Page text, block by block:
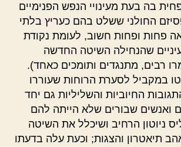
בה בעת מעינויי הנפש הפנימיים
החולני ששלט בהם כעריץ בלתי
פחות ופחות חשוב, לעומת נקודת
שהנחילה השיטה החדשה
רבים, מתנגדים ותומכים כאחד).
במקביל לסערת הרוחות שעוררו
החיוביות והשליליות גם יחד
ואנשים שבורים שלא הייתה להם
ניוטון הרחיב ושיכלל את השיטה
תיאטרון והצגות; וכעת עלה בדעתו